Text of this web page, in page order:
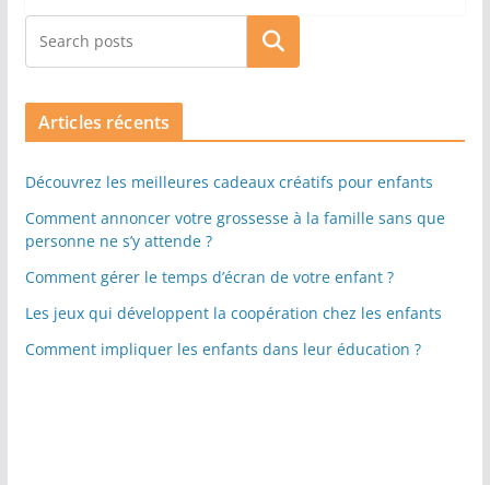
Rechercher
Articles récents
Découvrez les meilleures cadeaux créatifs pour enfants
Comment annoncer votre grossesse à la famille sans que
personne ne s’y attende ?
Comment gérer le temps d’écran de votre enfant ?
Les jeux qui développent la coopération chez les enfants
Comment impliquer les enfants dans leur éducation ?